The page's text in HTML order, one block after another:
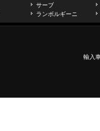
サーブ
ランボルギーニ
輸入